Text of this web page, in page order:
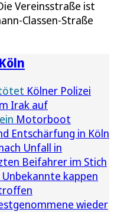
Vereinsstraße ist
Classen-Straße
Kölner Polizei
Irak auf
Motorboot
Entschärfung in Köln
Unfall in
Beifahrer im Stich
Unbekannte kappen
wieder